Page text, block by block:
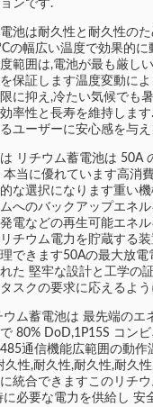
ンです.
池は耐久性と耐久性の
の幅広い温度で効果的に
範囲は,電池が最も厳し
保証します温度変動に
に抑え,冷たい気候でも
率性と長寿を維持しま
ユーザーに安心感を与え
リチウム蓄電池は 50A
本当に優れています高消
な選択になります重い
へのバックアップエネ
電などの再生可能エネ
チウム電力を貯蔵する装
できます50Aの最大放電
た 堅牢な設計と工学の
スクの要求に応えるよ
ム蓄電池は 最先端のエ
80% DoD,1P15S コン
通信機能広範囲の動作
久性,耐久性,耐久性,耐久
統合できますこのリチ
必要な電力を供給し 安